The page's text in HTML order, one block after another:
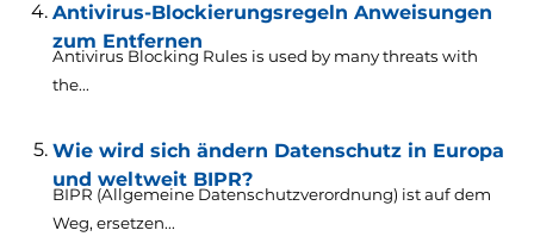
Antivirus-Blockierungsregeln Anweisungen
zum Entfernen
Antivirus Blocking Rules is used by many threats with
the...
Wie wird sich ändern Datenschutz in Europa
und weltweit BIPR?
BIPR (Allgemeine Datenschutzverordnung) ist auf dem
Weg, ersetzen...